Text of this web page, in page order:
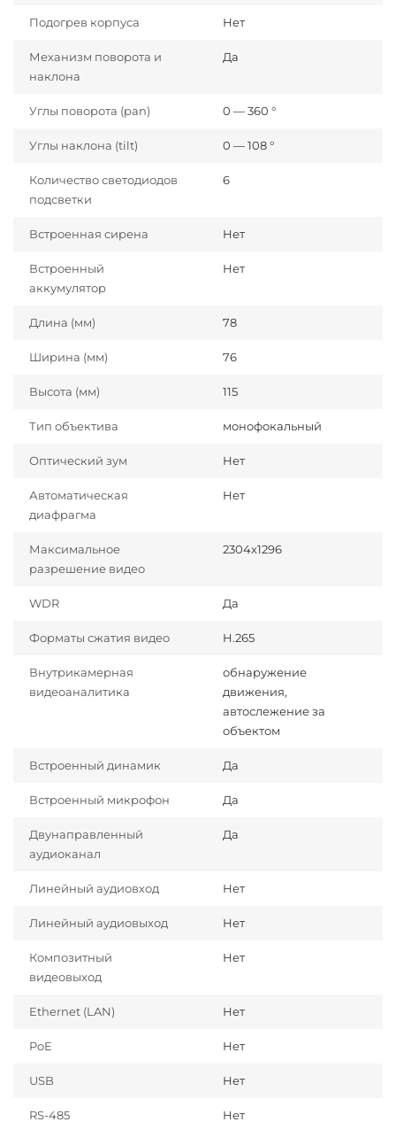
Подогрев корпуса Нет
Механизм поворота и
наклона
Да
Углы поворота (pan) 0 — 360 °
Углы наклона (tilt) 0 — 108 °
Количество светодиодов
подсветки
6
Встроенная сирена Нет
Встроенный
аккумулятор
Нет
Длина (мм) 78
Ширина (мм) 76
Высота (мм) 115
Тип объектива монофокальный
Оптический зум Нет
Автоматическая
диафрагма
Нет
Максимальное
разрешение видео
2304x1296
WDR Да
Форматы сжатия видео H.265
Внутрикамерная
видеоаналитика
обнаружение
движения,
автослежение за
объектом
Встроенный динамик Да
Встроенный микрофон Да
Двунаправленный
аудиоканал
Да
Линейный аудиовход Нет
Линейный аудиовыход Нет
Композитный
видеовыход
Нет
Ethernet (LAN) Нет
PoE Нет
USB Нет
RS-485 Нет